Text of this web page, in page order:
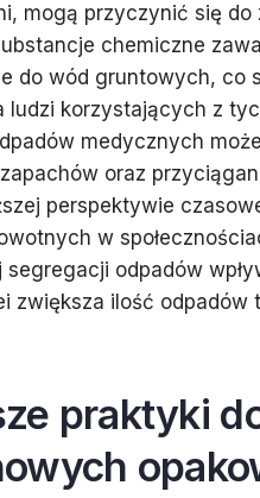
mogą przyczynić się do
chemiczne
do wód gruntowych, co
korzystających z
medycznych
oraz
perspektywie
w
odpadów
zwiększa ilość odpadów
praktyki